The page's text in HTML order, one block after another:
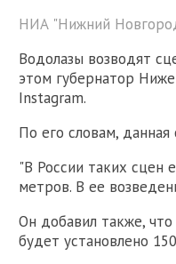
НИА "Нижний
Водолазы возводят
этом губернатор
Instagram.
По его словам,
"В России таких сцен
метров. В ее
Он добавил также,
будет установлено